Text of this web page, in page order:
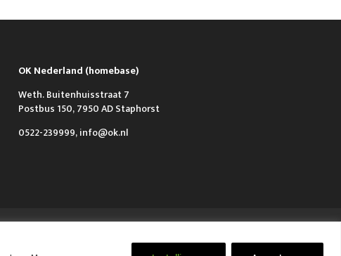
OK Nederland (homebase)
Weth. Buitenhuisstraat 7
Postbus 150, 7950 AD Staphorst
0522-239999, info@ok.nl